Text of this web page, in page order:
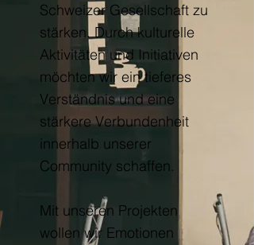
Schweizer Gesellschaft zu
stärken. Durch kulturelle
Aktivitäten und Initiativen
möchten wir ein tieferes
Verständnis und eine
stärkere Verbundenheit
innerhalb unserer
Community schaffen.
Mit unseren Projekten
wollen wir Emotionen